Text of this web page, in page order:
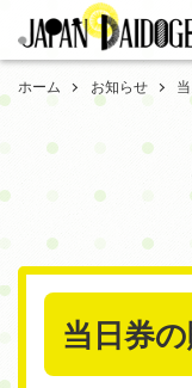
ホーム お知らせ
当日券